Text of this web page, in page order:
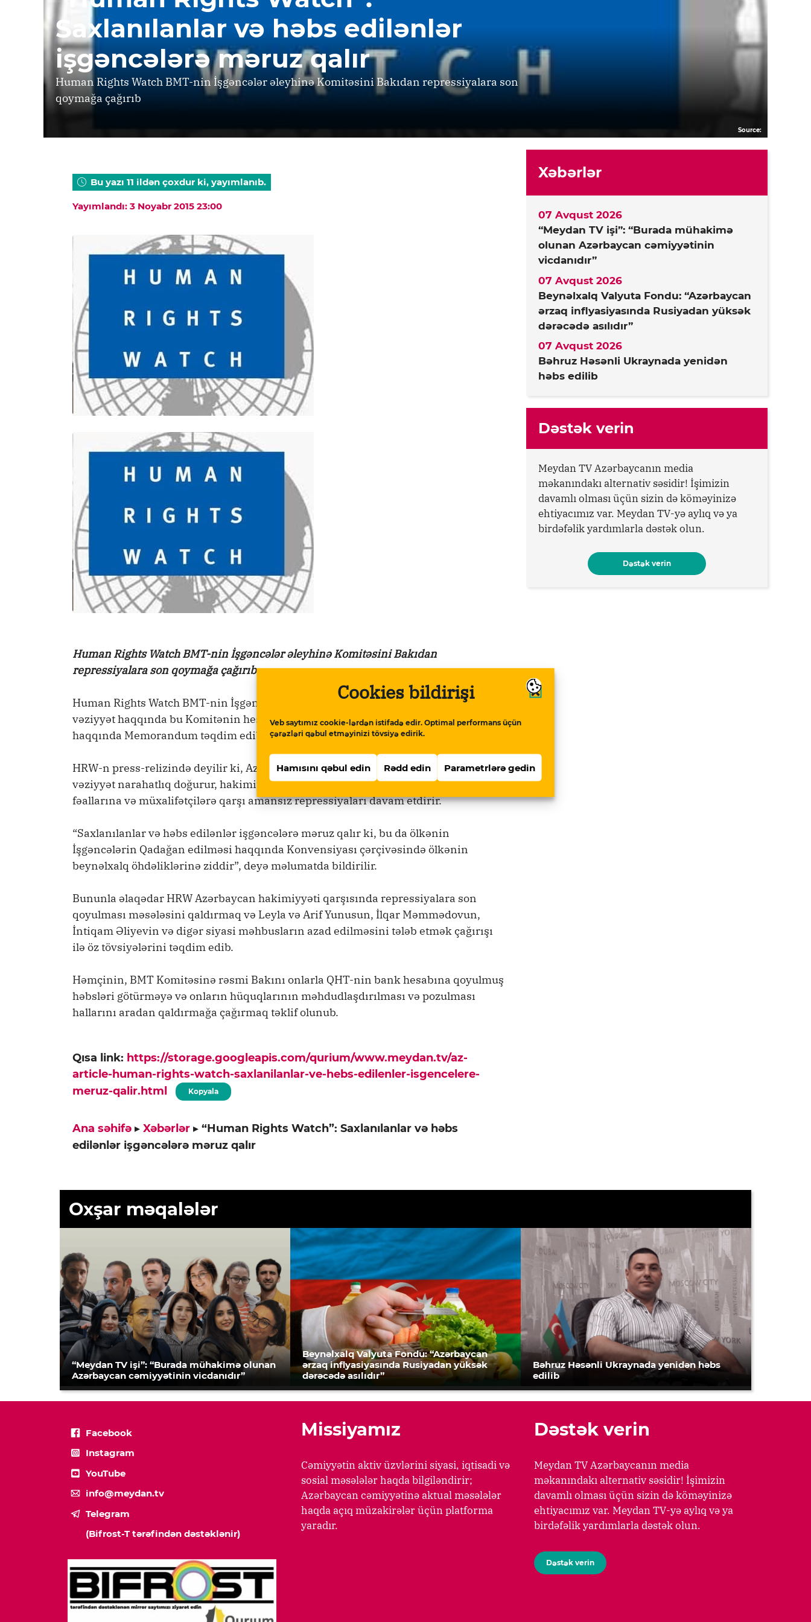
Cookies bildirişi
Veb saytımız cookie-lərdən istifadə edir. Optimal performans üçün
çərəzləri qəbul etməyinizi tövsiyə edirik.
Hamısını qəbul edin Rədd edin Parametrlərə gedin
Saxlanılanlar və həbs edilənlər
işgəncələrə məruz qalır
Human Rights Watch BMT-nin İşgəncələr əleyhinə Komitəsini Bakıdan repressiyalara son
qoymağa çağırıb
Source:
Bu yazı 11 ildən çoxdur ki, yayımlanıb.
Yayımlandı: 3 Noyabr 2015 23:00
Human Rights Watch BMT-nin İşgəncələr əleyhinə Komitəsini Bakıdan
repressiyalara son qoymağa çağırıb
Human Rights Watch BMT-nin İşgəncələr Əleyhinə Komitəsinə Azərbaycanda
vəziyyət haqqında bu Komitənin hesabat hazırlaması ilə əlaqədar ölkədə vəziyyət
haqqında Memorandum təqdim edib.
HRW-n press-relizində deyilir ki, Azərbaycanda insan hüquqları sahəsində
vəziyyət narahatlıq doğurur, hakimiyyət hökumətin tənqidçilərinə, vətəndaş
fəallarına və müxalifətçilərə qarşı amansız repressiyaları davam etdirir.
“Saxlanılanlar və həbs edilənlər işgəncələrə məruz qalır ki, bu da ölkənin
İşgəncələrin Qadağan edilməsi haqqında Konvensiyası çərçivəsində ölkənin
beynəlxalq öhdəliklərinə ziddir”, deyə məlumatda bildirilir.
Bununla əlaqədar HRW Azərbaycan hakimiyyəti qarşısında repressiyalara son
qoyulması məsələsini qaldırmaq və Leyla və Arif Yunusun, İlqar Məmmədovun,
İntiqam Əliyevin və digər siyasi məhbusların azad edilməsini tələb etmək çağırışı
ilə öz tövsiyələrini təqdim edib.
Həmçinin, BMT Komitəsinə rəsmi Bakını onlarla QHT-nin bank hesabına qoyulmuş
həbsləri götürməyə və onların hüquqlarının məhdudlaşdırılması və pozulması
hallarını aradan qaldırmağa çağırmaq təklif olunub.
Qısa link: https://storage.googleapis.com/qurium/www.meydan.tv/az-
article-human-rights-watch-saxlanilanlar-ve-hebs-edilenler-isgencelere-
meruz-qalir.html
Kopyala
Ana səhifə ▸ Xəbərlər ▸ “Human Rights Watch”: Saxlanılanlar və həbs
edilənlər işgəncələrə məruz qalır
Xəbərlər
“Meydan TV işi”: “Burada mühakimə
olunan Azərbaycan cəmiyyətinin
vicdanıdır”
07 Avqust 2026
Beynəlxalq Valyuta Fondu: “Azərbaycan
ərzaq inflyasiyasında Rusiyadan yüksək
dərəcədə asılıdır”
07 Avqust 2026
Bəhruz Həsənli Ukraynada yenidən
həbs edilib
07 Avqust 2026
Dəstək verin
Meydan TV Azərbaycanın media
məkanındakı alternativ səsidir! İşimizin
davamlı olması üçün sizin də köməyinizə
ehtiyacımız var. Meydan TV-yə aylıq və ya
birdəfəlik yardımlarla dəstək olun.
Dəstək verin
Oxşar məqalələr
“Meydan TV işi”: “Burada mühakimə olunan
Azərbaycan cəmiyyətinin vicdanıdır”
Beynəlxalq Valyuta Fondu: “Azərbaycan
ərzaq inflyasiyasında Rusiyadan yüksək
dərəcədə asılıdır”
Bəhruz Həsənli Ukraynada yenidən həbs
edilib
Facebook
Instagram
YouTube
info@meydan.tv
Telegram
(Bifrost-T tərəfindən dəstəklənir)
Missiyamız
Cəmiyyətin aktiv üzvlərini siyasi, iqtisadi və
sosial məsələlər haqda bilgiləndirir;
Azərbaycan cəmiyyətinə aktual məsələlər
haqda açıq müzakirələr üçün platforma
yaradır.
Dəstək verin
Meydan TV Azərbaycanın media
məkanındakı alternativ səsidir! İşimizin
davamlı olması üçün sizin də köməyinizə
ehtiyacımız var. Meydan TV-yə aylıq və ya
birdəfəlik yardımlarla dəstək olun.
Dəstək verin